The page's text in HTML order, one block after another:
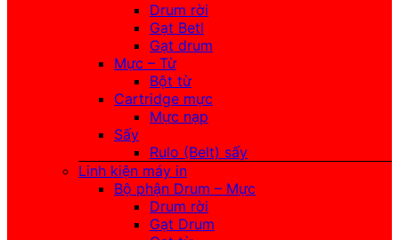
Drum rời
Gạt Betl
Gạt drum
Mực – Từ
Bột từ
Cartridge mực
Mực nạp
Sấy
Rulo (Belt) sấy
Linh kiện máy in
Bộ phận Drum – Mực
Drum rời
Gạt Drum